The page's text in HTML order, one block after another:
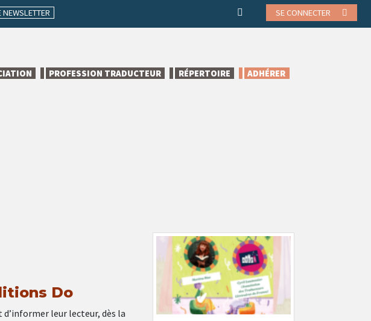
SE CONNECTER
PROFESSION TRADUCTEUR RÉPERTOIRE ADHÉRER
Do
leur lecteur, dès la